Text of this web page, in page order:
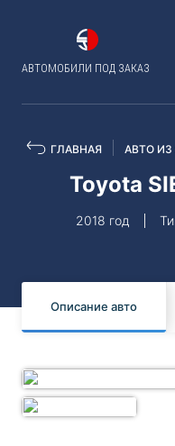
АВТОМОБИЛИ ПОД ЗАКАЗ
ГЛАВНАЯ АВТО
Toyota
2018 год
Описание авто